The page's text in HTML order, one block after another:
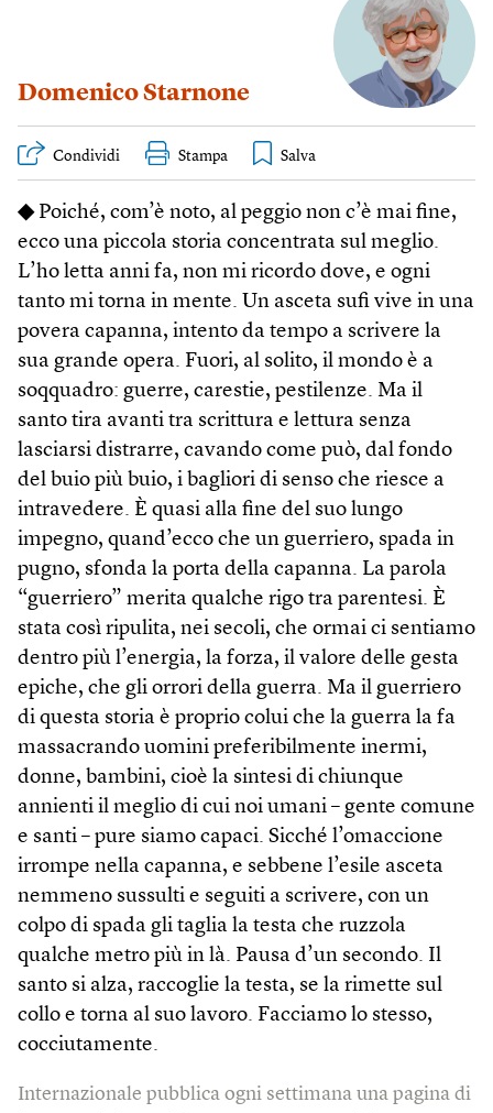
Domenico Starnone
Condividi Stampa
◆Poiché, com’è noto, al peggio non c’è mai fine,
ecco una piccola storia concentrata sul meglio.
L’ho letta anni fa, non mi ricordo dove, e ogni
tanto mi torna in mente. Un asceta sufi vive in una
povera capanna, intento da tempo a scrivere la
sua grande opera. Fuori, al solito, il mondo è a
soqquadro: guerre, carestie, pestilenze. Ma il
santo tira avanti tra scrittura e lettura senza
lasciarsi distrarre, cavando come può, dal fondo
del buio più buio, i bagliori di senso che riesce a
intravedere. È quasi alla fine del suo lungo
impegno, quand’ecco che un guerriero, spada in
pugno, sfonda la porta della capanna. La parola
“guerriero” merita qualche rigo tra parentesi. È
stata così ripulita, nei secoli, che ormai ci sentiamo
dentro più l’energia, la forza, il valore delle gesta
epiche, che gli orrori della guerra. Ma il guerriero
di questa storia è proprio colui che la guerra la fa
massacrando uomini preferibilmente inermi,
donne, bambini, cioè la sintesi di chiunque
annienti il meglio di cui noi umani – gente comune
e santi – pure siamo capaci. Sicché l’omaccione
irrompe nella capanna, e sebbene l’esile asceta
nemmeno sussulti e seguiti a scrivere, con un
colpo di spada gli taglia la testa che ruzzola
qualche metro più in là. Pausa d’un secondo. Il
santo si alza, raccoglie la testa, se la rimette sul
collo e torna al suo lavoro. Facciamo lo stesso,
cocciutamente.
Internazionale pubblica ogni settimana una pagina di